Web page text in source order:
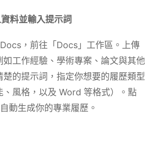
料並輸入提示詞
，前往「Docs」工作區。上傳
如工作經驗、學術專案、論文與其他
楚的提示詞，指定你想要的履歷類型
、風格，以及 Word 等格式）。點
動生成你的專業履歷。